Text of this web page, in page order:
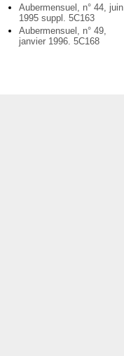
Aubermensuel, n° 44, juin
1995 suppl. 5C163
Aubermensuel, n° 49,
janvier 1996. 5C168